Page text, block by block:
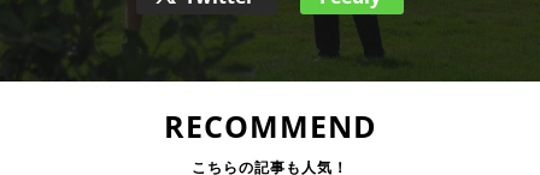
RECOMMEND